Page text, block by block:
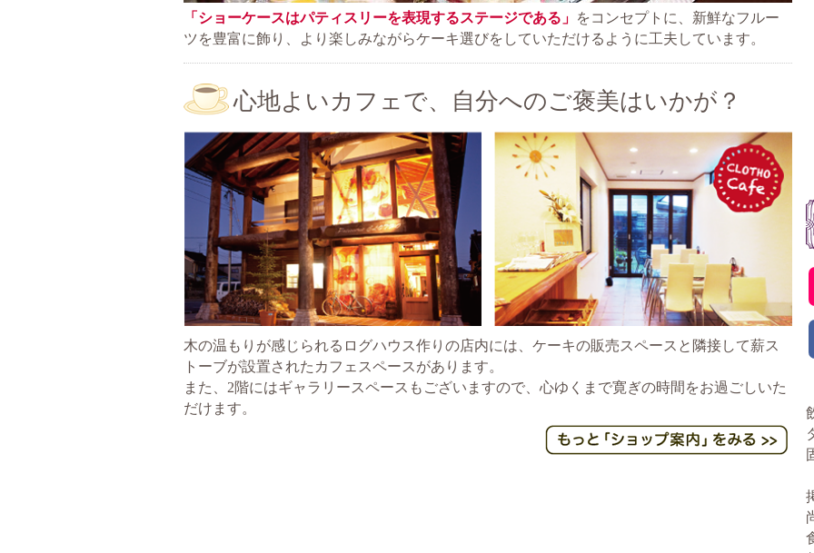
「ショーケースはパティスリーを表現するステージである」
をコンセプトに、新鮮なフルー
ツを豊富に飾り、より楽しみながらケーキ選びをしていただけるように工夫しています。
心地よいカフェで、自分へのご褒美はいかが？
木の温もりが感じられるログハウス作りの店内には、ケーキの販売スペースと隣接して薪ス
トーブが設置されたカフェスペースがあります。
また、2階にはギャラリースペースもございますので、心ゆくまで寛ぎの時間をお過ごしいた
だけます。